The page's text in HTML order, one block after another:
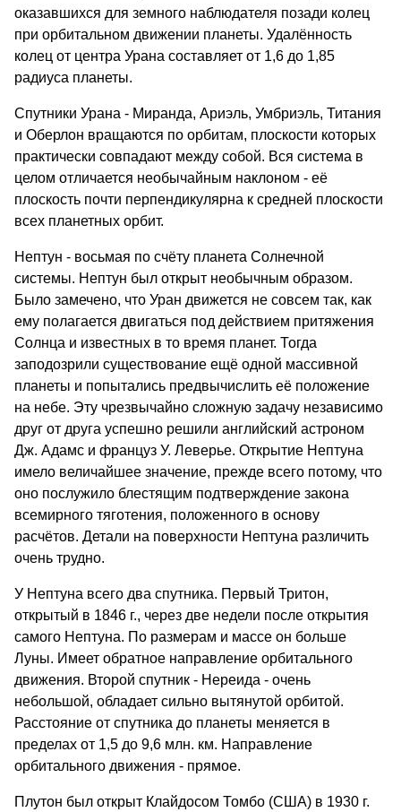
оказавшихся для земного наблюдателя позади колец
при орбитальном движении планеты. Удалённость
колец от центра Урана составляет от 1,6 до 1,85
радиуса планеты.
Спутники Урана - Миранда, Ариэль, Умбриэль, Титания
и Оберлон вращаются по орбитам, плоскости которых
практически совпадают между собой. Вся система в
целом отличается необычайным наклоном - её
плоскость почти перпендикулярна к средней плоскости
всех планетных орбит.
Нептун - восьмая по счёту планета Солнечной
системы. Нептун был открыт необычным образом.
Было замечено, что Уран движется не совсем так, как
ему полагается двигаться под действием притяжения
Солнца и известных в то время планет. Тогда
заподозрили существование ещё одной массивной
планеты и попытались предвычислить её положение
на небе. Эту чрезвычайно сложную задачу независимо
друг от друга успешно решили английский астроном
Дж. Адамс и француз У. Леверье. Открытие Нептуна
имело величайшее значение, прежде всего потому, что
оно послужило блестящим подтверждение закона
всемирного тяготения, положенного в основу
расчётов. Детали на поверхности Нептуна различить
очень трудно.
У Нептуна всего два спутника. Первый Тритон,
открытый в 1846 г., через две недели после открытия
самого Нептуна. По размерам и массе он больше
Луны. Имеет обратное направление орбитального
движения. Второй спутник - Нереида - очень
небольшой, обладает сильно вытянутой орбитой.
Расстояние от спутника до планеты меняется в
пределах от 1,5 до 9,6 млн. км. Направление
орбитального движения - прямое.
Плутон был открыт Клайдосом Томбо (США) в 1930 г.